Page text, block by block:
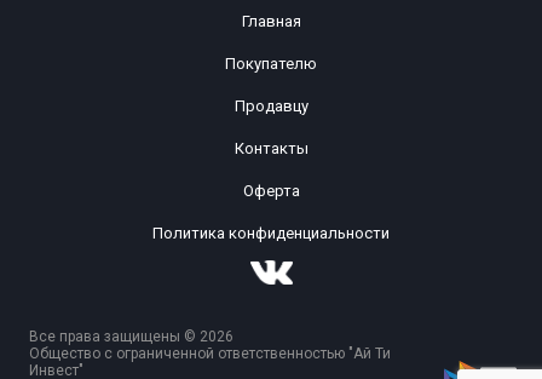
Главная
Покупателю
Продавцу
Контакты
Оферта
Политика конфиденциальности
Все права защищены © 2026
Общество с ограниченной ответственностью "Ай Ти
Инвест"